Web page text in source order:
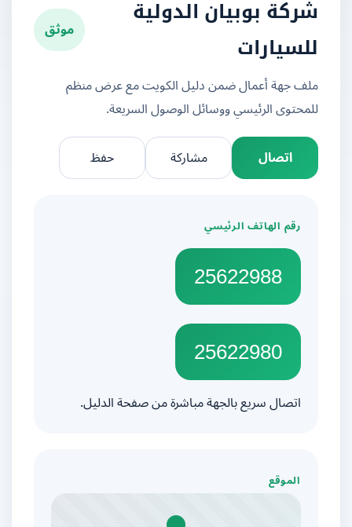
شركة بوبيان الدولية
للسيارات
موثق
ملف جهة أعمال ضمن دليل الكويت مع عرض منظم
للمحتوى الرئيسي ووسائل الوصول السريعة.
اتصال
مشاركة
رقم الهاتف الرئيسي
25622988
25622980
اتصال سريع بالجهة مباشرة من صفحة الدليل.
الموقع